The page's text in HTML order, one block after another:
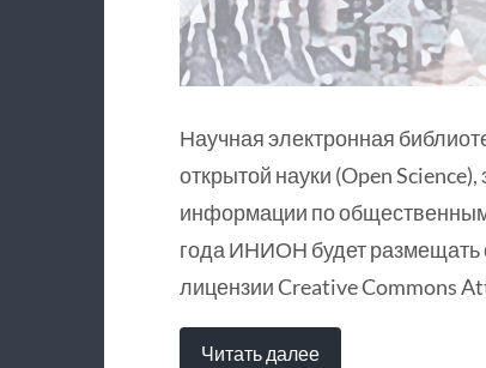
Научная электронная
открытой науки (Open
информации по
года ИНИОН будет размещать
лицензии Creative Commons
Читать далее